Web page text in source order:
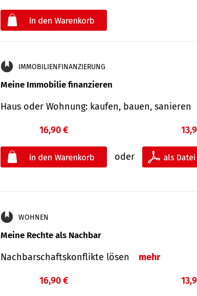
IMMOBILIENFINANZIERUNG
Meine Immobilie finanzieren
Haus oder Wohnung: kaufen, bauen, sanieren
16,90 €
oder
WOHNEN
Meine Rechte als Nachbar
Nach­bar­schafts­konflikte lösen mehr
16,90 €